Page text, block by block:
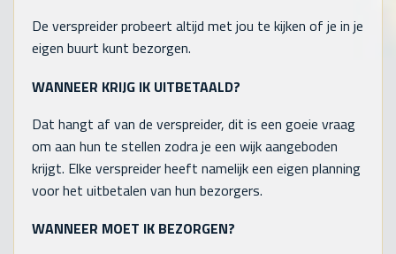
De verspreider probeert altijd met jou te kijken of je in je
eigen buurt kunt bezorgen.
WANNEER KRIJG IK UITBETAALD?
Dat hangt af van de verspreider, dit is een goeie vraag
om aan hun te stellen zodra je een wijk aangeboden
krijgt. Elke verspreider heeft namelijk een eigen planning
voor het uitbetalen van hun bezorgers.
WANNEER MOET IK BEZORGEN?